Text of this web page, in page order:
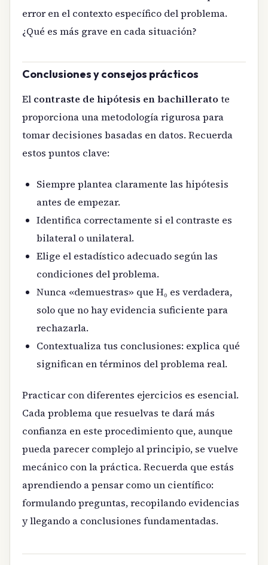
error en el contexto específico del problema.
¿Qué es más grave en cada situación?
Conclusiones y consejos prácticos
El contraste de hipótesis en bachillerato te
proporciona una metodología rigurosa para
tomar decisiones basadas en datos. Recuerda
estos puntos clave:
Siempre plantea claramente las hipótesis
antes de empezar.
Identifica correctamente si el contraste es
bilateral o unilateral.
Elige el estadístico adecuado según las
condiciones del problema.
Nunca «demuestras» que H₀ es verdadera,
solo que no hay evidencia suficiente para
rechazarla.
Contextualiza tus conclusiones: explica qué
significan en términos del problema real.
Practicar con diferentes ejercicios es esencial.
Cada problema que resuelvas te dará más
confianza en este procedimiento que, aunque
pueda parecer complejo al principio, se vuelve
mecánico con la práctica. Recuerda que estás
aprendiendo a pensar como un científico:
formulando preguntas, recopilando evidencias
y llegando a conclusiones fundamentadas.